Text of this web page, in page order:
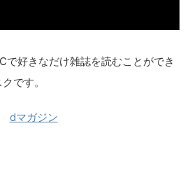
で好きなだけ雑誌を読むことができ
です。
dマガジン